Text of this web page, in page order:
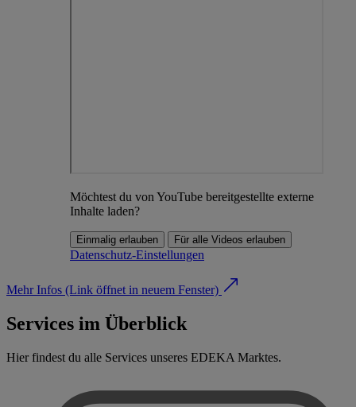
Möchtest du von YouTube bereitgestellte externe
Inhalte laden?
Einmalig erlauben Für alle Videos erlauben
Datenschutz-Einstellungen
Mehr Infos (Link öffnet in neuem Fenster)
Services im Überblick
Hier findest du alle Services unseres EDEKA Marktes.